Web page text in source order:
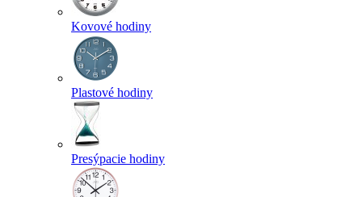
Kovové hodiny
Plastové hodiny
Presýpacie hodiny